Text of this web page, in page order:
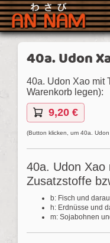
40a. Udon
40a. Udon Xao mit
Warenkorb legen):
9,20 €
(Button klicken, um 40a.
40a. Udon Xao
Zusatzstoffe
b: Fisch und
h: Erdnüsse und
m: Sojabohnen